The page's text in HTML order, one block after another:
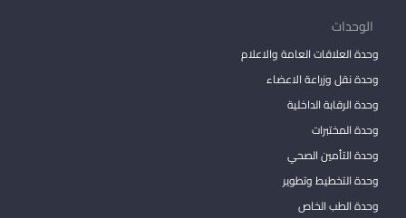
الوحدات
وحدة العلاقات العامة والاعلام
وحدة نقل وزراعة الاعضاء
وحدة الرقابة الداخلية
وحدة المختبرات
وحدة التأمين الصحي
وحدة التخطيط وتطوير
وحدة الطب الخاص